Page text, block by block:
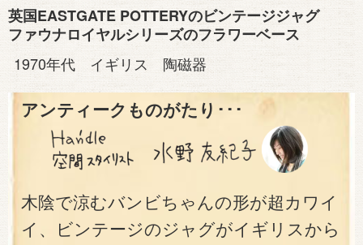
英国EASTGATE POTTERYのビンテージジャグ
ファウナロイヤルシリーズのフラワーベース
1970年代 イギリス 陶磁器
アンティークものがたり･･･
木陰で涼むバンビちゃんの形が超カワイ
イ、ビンテージのジャグがイギリスから